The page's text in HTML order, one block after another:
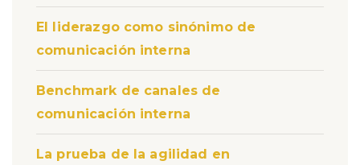
El liderazgo como sinónimo de
comunicación interna
Benchmark de canales de
comunicación interna
La prueba de la agilidad en